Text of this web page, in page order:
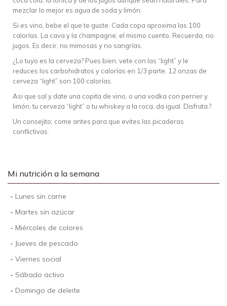
mezclar lo mejor es agua de soda y limón.
Si es vino, bebe el que te guste. Cada copa aproxima las 100
calorías. La cava y la champagne, el mismo cuento. Recuerda, no
jugos. Es decir, no mimosas y no sangrías.
¿Lo tuyo es la cerveza? Pues bien, vete con las “light” y le
reduces los carbohidratos y calorías en 1/3 parte. 12 onzas de
cerveza “light” son 100 calorías.
Asi que sal y date una copita de vino, o una vodka con perrier y
limón, tu cerveza “light” o tu whiskey a la roca, da igual. Disfruta.?
Un consejito; come antes para que evites las picaderas
conflictivas.
Mi nutrición a la semana
- Lunes sin carne
- Martes sin azúcar
- Miércoles de colores
- Jueves de pescado
- Viernes social
- Sábado activo
- Domingo de deleite